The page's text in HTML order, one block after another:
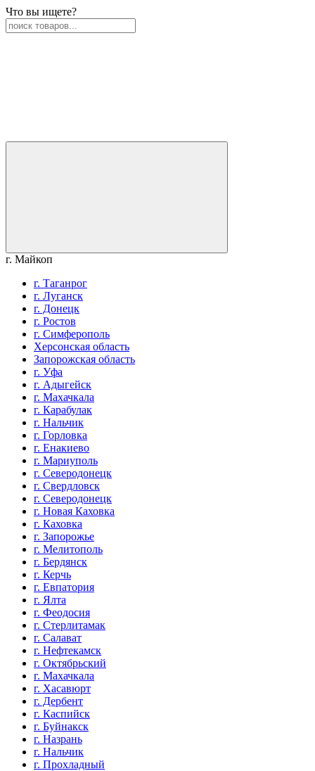
Что вы ищете?
г. Майкоп
г. Таганрог
г. Луганск
г. Донецк
г. Ростов
г. Симферополь
Херсонская область
Запорожская область
г. Уфа
г. Адыгейск
г. Махачкала
г. Карабулак
г. Нальчик
г. Горловка
г. Енакиево
г. Мариуполь
г. Северодонецк
г. Свердловск
г. Северодонецк
г. Новая Каховка
г. Каховка
г. Запорожье
г. Мелитополь
г. Бердянск
г. Керчь
г. Евпатория
г. Ялта
г. Феодосия
г. Стерлитамак
г. Салават
г. Нефтекамск
г. Октябрьский
г. Махачкала
г. Хасавюрт
г. Дербент
г. Каспийск
г. Буйнакск
г. Назрань
г. Нальчик
г. Прохладный